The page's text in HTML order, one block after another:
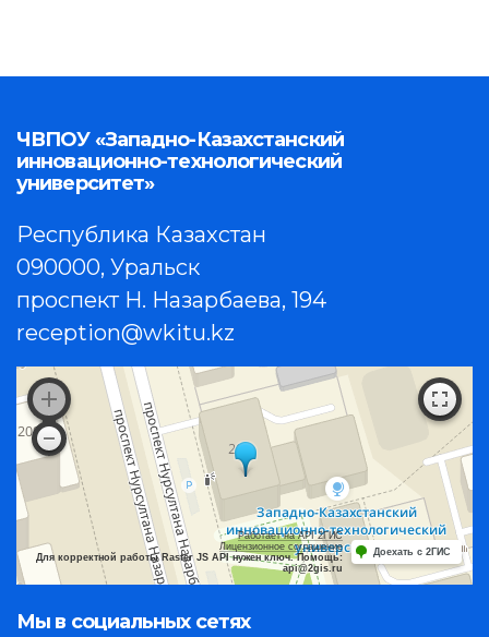
ЧВПОУ «Западно-Казахстанский
инновационно-технологический
университет»
Республика Казахстан
090000, Уральск
проспект Н. Назарбаева, 194
reception@wkitu.kz
Работает на API 2ГИС
Лицензионное соглашение
Для корректной работы Raster JS API нужен ключ. Помощь:
api@2gis.ru
Доехать с 2ГИС
Мы в социальных сетях